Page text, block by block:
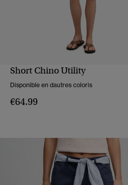
APERÇU RAPIDE
Short Chino Utility
Disponible en dautres coloris
€64.99